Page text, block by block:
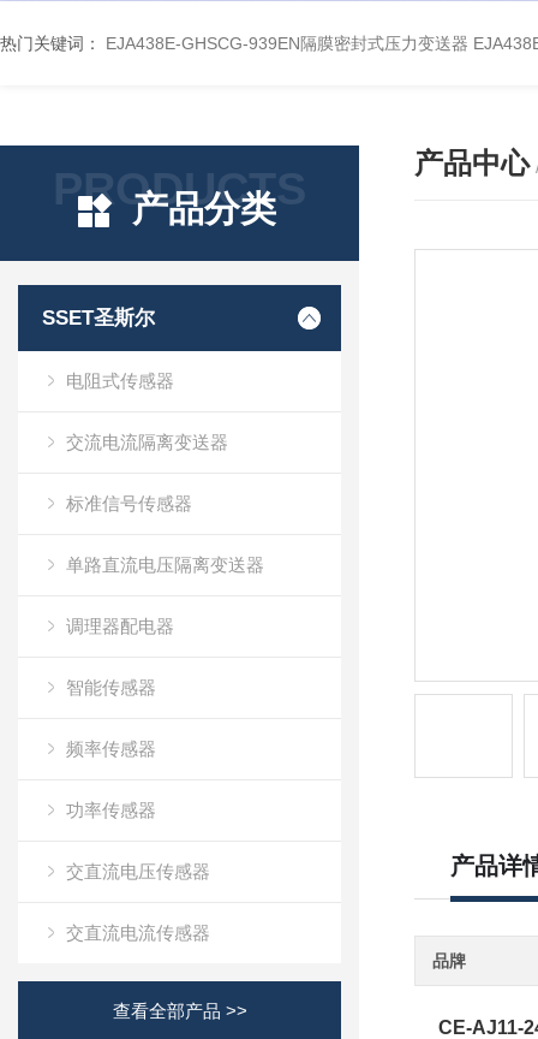
热门关键词： EJA438E-GHSCG-939EN隔膜密封式压力变送器
PRODUCTS
产品分类
SSET圣斯尔
电阻式传感器
交流电流隔离变送器
标准信号传感器
单路直流电压隔离变送器
调理器配电器
智能传感器
频率传感器
功率传感器
交直流电压传感器
交直流电流传感器
查看全部产品 >>
产品中心
产品详
品牌
CE-AJ11-